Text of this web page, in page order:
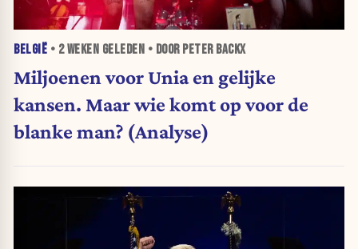
BELGIË • 2 WEKEN GELEDEN • DOOR PETER BACKX
Miljoenen voor Unia en gelijke
kansen. Maar wie komt op voor de
blanke man? (Analyse)